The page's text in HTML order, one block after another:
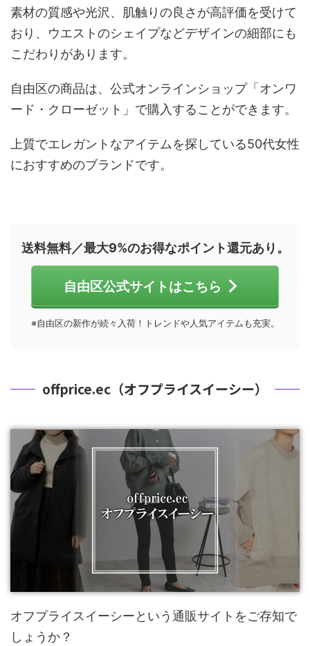
素材の質感や光沢、肌触りの良さが高評価を受けて
おり、ウエストのシェイプなどデザインの細部にも
こだわりがあります。
自由区の商品は、公式オンラインショップ「オンワ
ード・クローゼット」で購入することができます。
上質でエレガントなアイテムを探している50代女性
におすすめのブランドです。
送料無料／最大9%のお得なポイント還元あり。
自由区公式サイトはこちら
※自由区の新作が続々入荷！トレンドや人気アイテムも充実。
offprice.ec（オフプライスイーシー）
オフプライスイーシーという通販サイトをご存知で
しょうか？